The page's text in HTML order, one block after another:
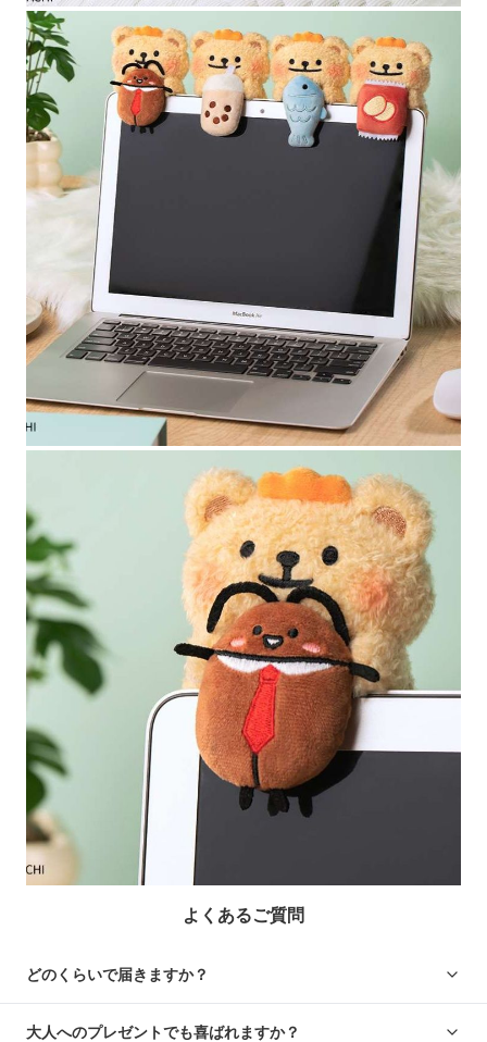
よくあるご質問
どのくらいで届きますか？
大人へのプレゼントでも喜ばれますか？